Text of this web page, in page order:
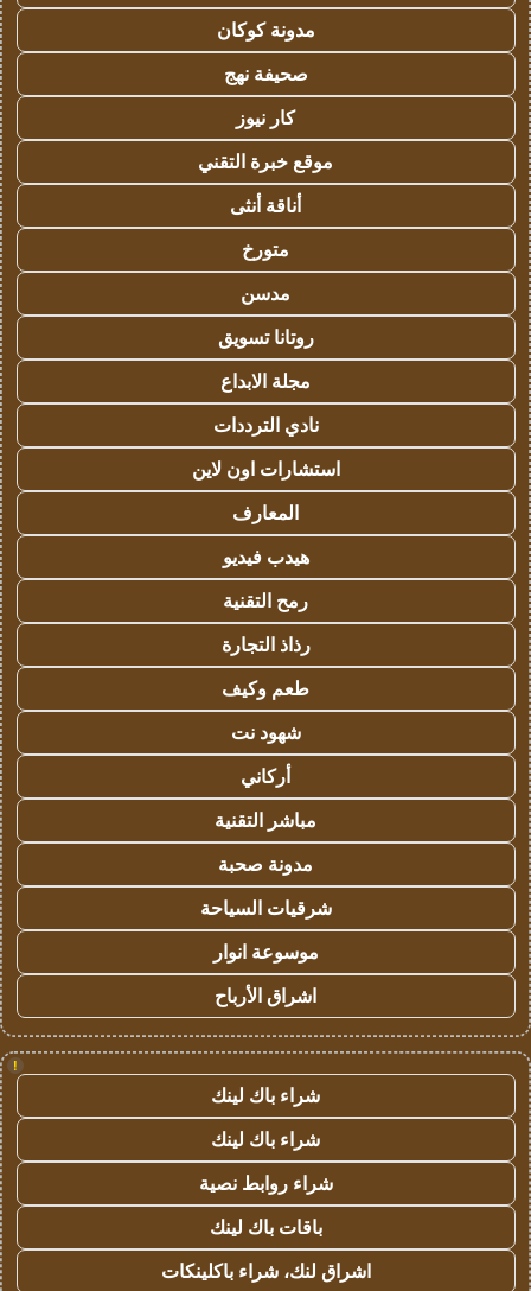
مدونة كوكان
صحيفة نهج
كار نيوز
موقع خبرة التقني
أناقة أنثى
متورخ
مدسن
روتانا تسويق
مجلة الابداع
نادي الترددات
استشارات اون لاين
المعارف
هيدب فيديو
رمح التقنية
رذاذ التجارة
طعم وكيف
شهود نت
أركاني
مباشر التقنية
مدونة صحبة
شرقيات السياحة
موسوعة انوار
اشراق الأرباح
!
شراء باك لينك
شراء باك لينك
شراء روابط نصية
باقات باك لينك
اشراق لنك، شراء باكلينكات